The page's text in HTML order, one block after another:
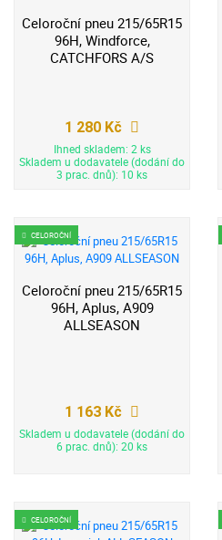
Celoroční pneu 215/65R15
96H, Windforce,
CATCHFORS A/S
1 280 Kč
Ihned skladem: 2 ks
Skladem u dodavatele (dodání do
3 prac. dnů): 10 ks
CELOROČNÍ
Celoroční pneu 215/65R15
96H, Aplus, A909
ALLSEASON
1 163 Kč
Skladem u dodavatele (dodání do
6 prac. dnů): 20 ks
CELOROČNÍ